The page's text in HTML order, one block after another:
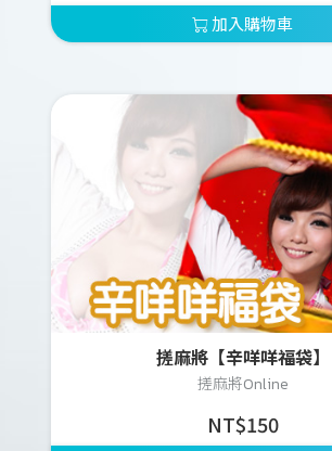
加入購物車
搓麻將【辛咩咩福袋】
搓麻將Online
NT$150